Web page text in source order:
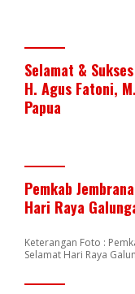
Selamat &
H. Agus Fatoni,
Papua
Pemkab
Hari Raya
Keterangan Foto :
Selamat Hari Raya